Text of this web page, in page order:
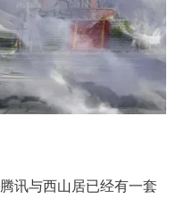
讯与西山居已经有一套